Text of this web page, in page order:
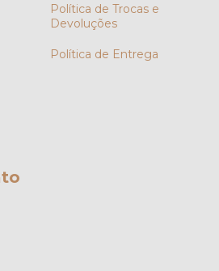
Política de Trocas e
Devoluções
Política de Entrega